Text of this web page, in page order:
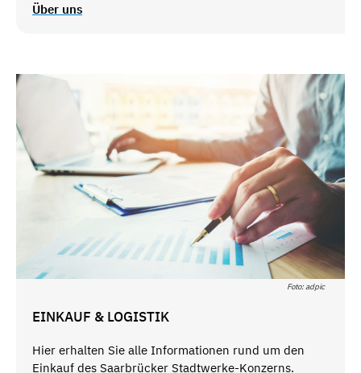
Über uns
Foto: adpic
EINKAUF & LOGISTIK
Hier erhalten Sie alle Informationen rund um den
Einkauf des Saarbrücker Stadtwerke-Konzerns.